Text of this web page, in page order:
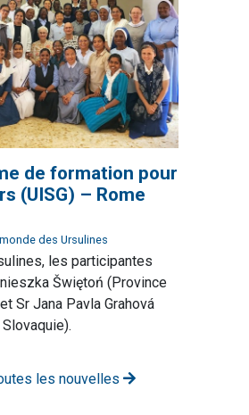
de formation pour
(UISG) – Rome
des Ursulines
les participantes
Šwiętoń (Province
Sr Jana Pavla Grahová
les nouvelles